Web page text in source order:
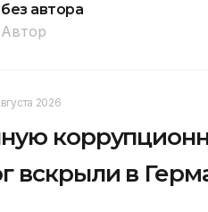
без автора
Автор
2026
вскрыли в